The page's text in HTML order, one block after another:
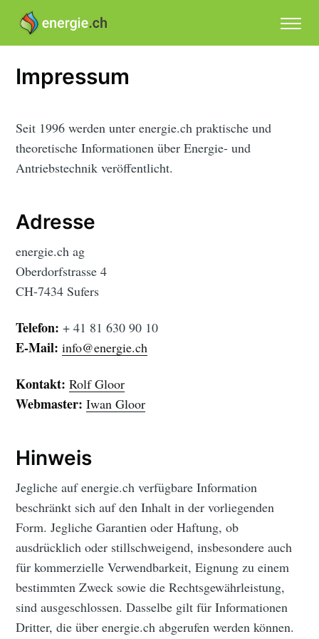
Impressum
Seit 1996 werden unter energie.ch praktische und
theoretische Informationen über Energie- und
Antriebstechnik veröffentlicht.
Adresse
energie.ch ag
Oberdorfstrasse 4
CH-7434 Sufers
Telefon: + 41 81 630 90 10
E-Mail: info@energie.ch
Kontakt: Rolf Gloor
Webmaster: Iwan Gloor
Hinweis
Jegliche auf energie.ch verfügbare Information
beschränkt sich auf den Inhalt in der vorliegenden
Form. Jegliche Garantien oder Haftung, ob
ausdrücklich oder stillschweigend, insbesondere auch
für kommerzielle Verwendbarkeit, Eignung zu einem
bestimmten Zweck sowie die Rechtsgewährleistung,
sind ausgeschlossen. Dasselbe gilt für Informationen
Dritter, die über energie.ch abgerufen werden können.